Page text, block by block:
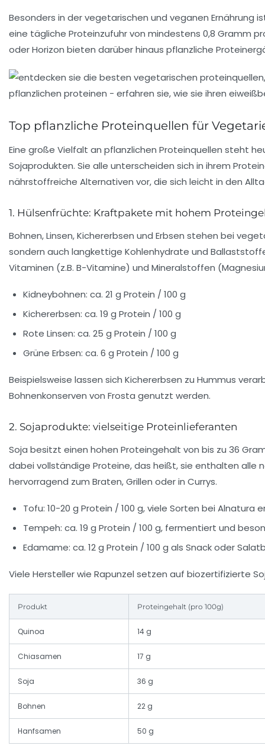
Besonders in der vegetarischen und veganen Ernährung
eine tägliche Proteinzufuhr von mindestens 0,8 Gramm
oder Horizon bieten darüber hinaus pflanzliche
Top pflanzliche Proteinquellen für
Eine große Vielfalt an pflanzlichen Proteinquellen steht
Sojaprodukten. Sie alle unterscheiden sich in ihrem
nährstoffreiche Alternativen vor, die sich leicht in den
1. Hülsenfrüchte: Kraftpakete mit hohem
Bohnen, Linsen, Kichererbsen und Erbsen stehen bei
sondern auch langkettige Kohlenhydrate und
Vitaminen (z.B. B-Vitamine) und Mineralstoffen
Kidneybohnen: ca. 21 g Protein / 100 g
Kichererbsen: ca. 19 g Protein / 100 g
Rote Linsen: ca. 25 g Protein / 100 g
Grüne Erbsen: ca. 6 g Protein / 100 g
Beispielsweise lassen sich Kichererbsen zu Hummus
Bohnenkonserven von Frosta genutzt werden.
2. Sojaprodukte: vielseitige Proteinlieferanten
Soja besitzt einen hohen Proteingehalt von bis zu 36
dabei vollständige Proteine, das heißt, sie enthalten alle
hervorragend zum Braten, Grillen oder in Currys.
Tofu: 10-20 g Protein / 100 g, viele Sorten bei Alnatura
Tempeh: ca. 19 g Protein / 100 g, fermentiert und
Edamame: ca. 12 g Protein / 100 g als Snack oder
Viele Hersteller wie Rapunzel setzen auf biozertifizierte
Produkt Proteingehalt (pro 100g)
Quinoa 14 g
Chiasamen 17 g
Soja 36 g
Bohnen 22 g
Hanfsamen 50 g